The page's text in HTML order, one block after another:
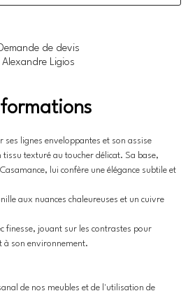
Demande de devis
Alexandre Ligios
ses lignes enveloppantes et son assise
tissu texturé au toucher délicat. Sa base,
lui confère une élégance subtile et
aux nuances chaleureuses et un cuivre
finesse, jouant sur les contrastes pour
à son environnement.
de nos meubles et de l'utilisation de